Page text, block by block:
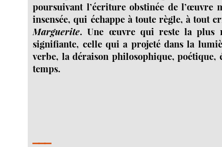
poursuivant l’écriture obstinée de l’œuvre
insensée, qui échappe à toute règle, à tout
Marguerite. Une œuvre qui reste la plus
signifiante, celle qui a projeté dans la
verbe, la déraison philosophique, poétique,
temps.